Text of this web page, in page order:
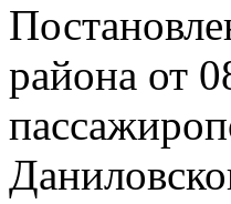
района от